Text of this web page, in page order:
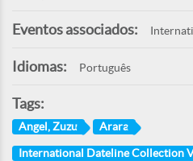
Eventos associados:
Idiomas: Português
Tags:
Angel, Zuzu Arara
International Dateline Collection